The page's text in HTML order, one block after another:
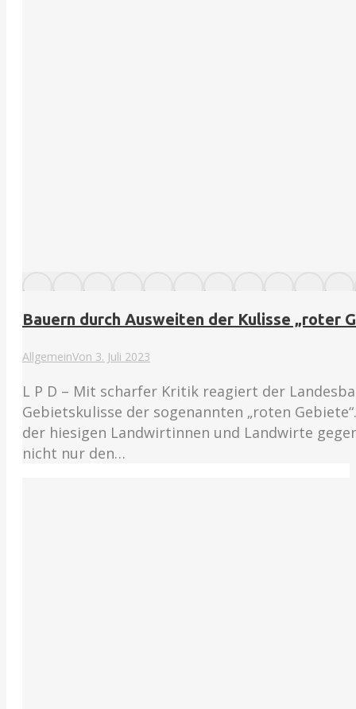
Bauern durch Ausweiten der Kulisse „roter
AllgemeinVon 3. Juli 2023
L P D – Mit scharfer Kritik reagiert der
Gebietskulisse der sogenannten „roten
der hiesigen Landwirtinnen und Landwirte
nicht nur den…